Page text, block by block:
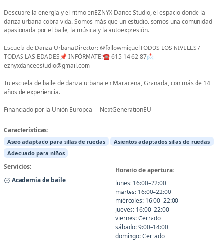
Descubre la energía y el ritmo enEZNYX Dance Studio, el espacio donde la
danza urbana cobra vida. Somos más que un estudio, somos una comunidad
apasionada por el baile, la música y la autoexpresión.
Escuela de Danza UrbanaDirector: @followmiguelTODOS LOS NIVELES /
TODAS LAS EDADES📌 INFÓRMATE:☎️ 615 14 62 87📩
eznyxdanceestudio@gmail.com
Tu escuela de baile de danza urbana en Maracena, Granada, con más de 14
años de experiencia.
Financiado por la Unión Europea – NextGenerationEU
Características:
Aseo adaptado para sillas de ruedas
Asientos adaptados sillas de ruedas
Adecuado para niños
Servicios:
Academia de baile
Horario de apertura:
lunes: 16:00–22:00
martes: 16:00–22:00
miércoles: 16:00–22:00
jueves: 16:00–22:00
viernes: Cerrado
sábado: 9:00–14:00
domingo: Cerrado